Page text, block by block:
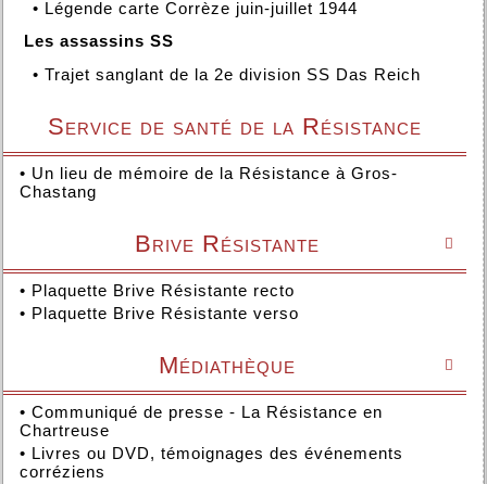
• Légende carte Corrèze juin-juillet 1944
Les assassins SS
• Trajet sanglant de la 2e division SS Das Reich
Service de santé de la Résistance
• Un lieu de mémoire de la Résistance à Gros-
Chastang

Brive Résistante
• Plaquette Brive Résistante recto
• Plaquette Brive Résistante verso

Médiathèque
• Communiqué de presse - La Résistance en
Chartreuse
• Livres ou DVD, témoignages des événements
corréziens